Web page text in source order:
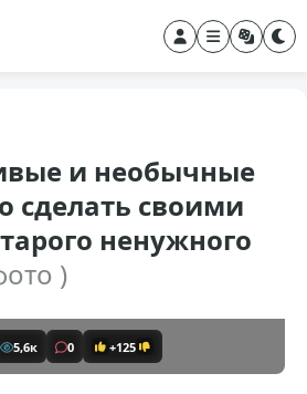
и необычные
своими
ненужного
)
5,6к 0 +125